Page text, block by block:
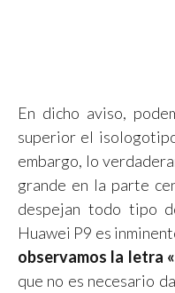
En dicho aviso,
superior el
embargo, lo
grande en la parte
despejan todo tipo
Huawei P9 es
observamos la letra
que no es necesario